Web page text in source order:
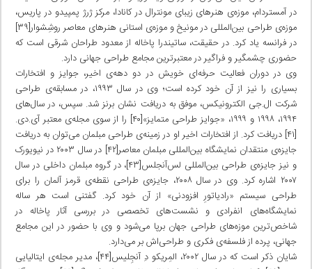
در آمستردام، موزه‌ی هنرهای زیبای مونترال در کانادا، مرکز ژرژ پمپیدو در پاریس،
موزه‌ی طراحی بین‌المللی در مونیخ و موزه‌ی استانی هنرهای معاصر روشِشوار[۳۹]
در فرانسه یاد کرد. در حقیقت، ساتیندرا پاخاله از معدود طراحان شرقی است که
حضوری چشمگیر و فراگیر در معتبرترین مجامع طراحی جهانی دارد.
وی در دوران فعالیت حرفه‌ای خویش در دو دهه‌ی اخیر، جوایز و افتخارات
بسیاری را نیز از آن خود کرده است؛ وی در سال ۱۹۹۳، در مسابقه‌ی طراحی
شرکت ال.جی الکترونیکس، موفق به دریافت نشان برنز شد. سپس، در سال‌های
۱۹۹۴، ۱۹۹۸ و ۱۹۹۹، «جوایز طراحی متمایز»[۴۰] را از سوی مجله‌ی معتبر آی.دی.
[۴۱] دریافت کرد. از افتخارات اخیر او در زمینه‌ی طراحی مبلمان می‌توان به دریافت
جایزه‌ی منتقدان نمایشگاه بین‌المللی مبلمان معاصر[۴۲] در سال ۲۰۰۳ در نیویورک
و نیز جایزه‌ی طراحی بین‌المللی لس‌آنجلس[۴۳]، در گروه مبلمان داخلی در سال
۲۰۰۷ اشاره کرد. وی در سال ۲۰۰۸، جایزه‌ی طراحی نقطه‌ی قرمز آلمان را برای
طراحی سیستم «رادیاتورِ افزودنی» از آن خود کرد. گفتنی است هر ساله
نمایشگاه‌های انفرادی و نشست‌های تخصصی در بررسی آثار پاخاله در
شاخص‌ترین موزه‌های طراحی جهان برپا می‌شود و وی با حضور در این مجامع
جهانی، پرده از فلسفه‌ی فکری و طراحی‌اش بر می‌دارد.
شایان ذکر است که در سال ۲۰۰۲، المِریکو دِ آنجِلیس[۴۴]، مدیر مجله‌ی ایتالیایی